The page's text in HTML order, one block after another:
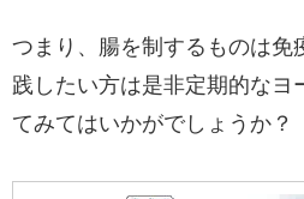
つまり、腸を制するものは免
践したい方は是非定期的なヨ
てみてはいかがでしょうか？